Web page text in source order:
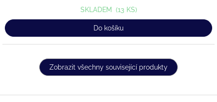
SKLADEM (13 KS)
Do košíku
Zobrazit všechny související produkty